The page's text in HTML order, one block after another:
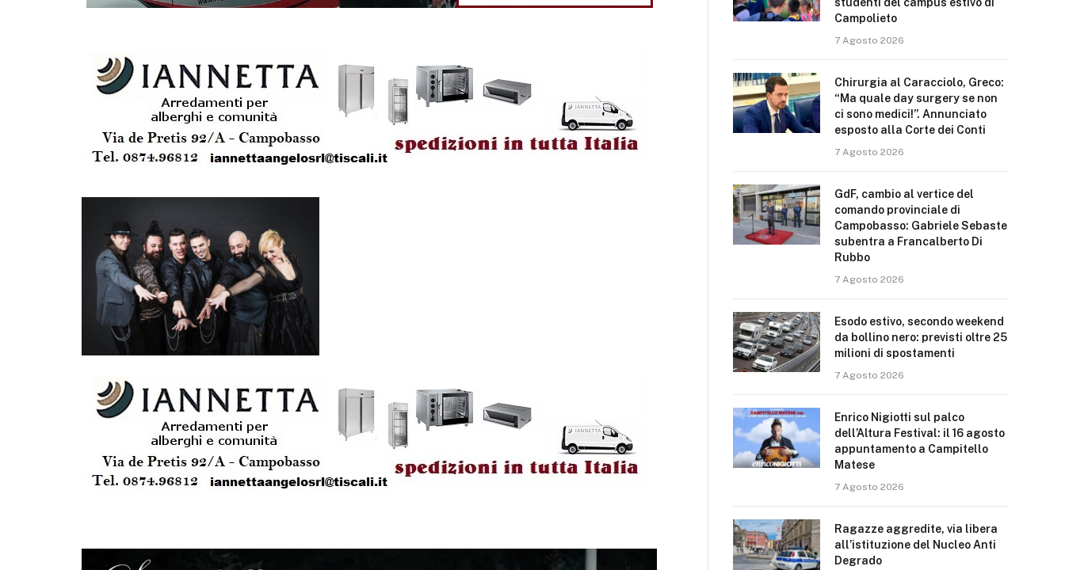
Campolieto
7 Agosto 2026
Chirurgia al Caracciolo, Greco:
“Ma quale day surgery se non
ci sono medici!”. Annunciato
esposto alla Corte dei Conti
7 Agosto 2026
GdF, cambio al vertice del
comando provinciale di
Campobasso: Gabriele Sebaste
subentra a Francalberto Di
Rubbo
7 Agosto 2026
Esodo estivo, secondo weekend
da bollino nero: previsti oltre 25
milioni di spostamenti
7 Agosto 2026
Enrico Nigiotti sul palco
dell’Altura Festival: il 16 agosto
appuntamento a Campitello
Matese
7 Agosto 2026
Ragazze aggredite, via libera
all’istituzione del Nucleo Anti
Degrado